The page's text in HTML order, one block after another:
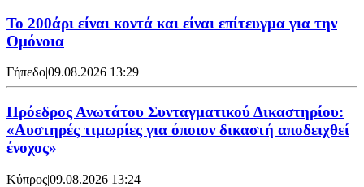
Το 200άρι είναι κοντά και είναι επίτευγμα για την
Ομόνοια
Γήπεδο|09.08.2026 13:29
Πρόεδρος Ανωτάτου Συνταγματικού Δικαστηρίου:
«Αυστηρές τιμωρίες για όποιον δικαστή αποδειχθεί
ένοχος»
Κύπρος|09.08.2026 13:24